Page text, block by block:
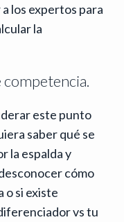
los expertos para
la
competencia.
este punto
saber qué se
la espalda y
cómo
o si existe
vs tu